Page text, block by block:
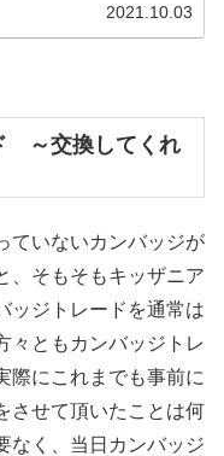
2021.10.03
～交換してくれ
ていないカンバッジが
、そもそもキッザニア
ッジトレードを通常は
々ともカンバッジトレ
際にこれまでも事前に
させて頂いたことは何
なく、当日カンバッジ